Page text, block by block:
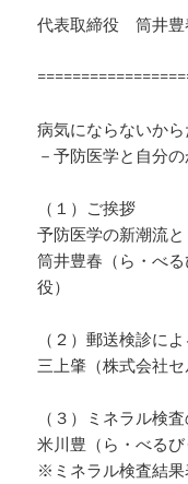
代表取締役 筒井豊
病気にならないから
－予防医学と自分
（１）ご挨拶
予防医学の新潮流
筒井豊春（ら・べ
役）
（２）郵送検診に
三上肇（株式会社セ
（３）ミネラル検
米川豊（ら・べる
※ミネラル検査結果